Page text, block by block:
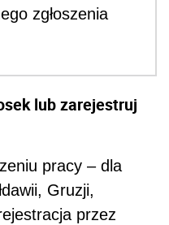
zgłoszenia
lub zarejestruj
pracy – dla
Gruzji,
przez